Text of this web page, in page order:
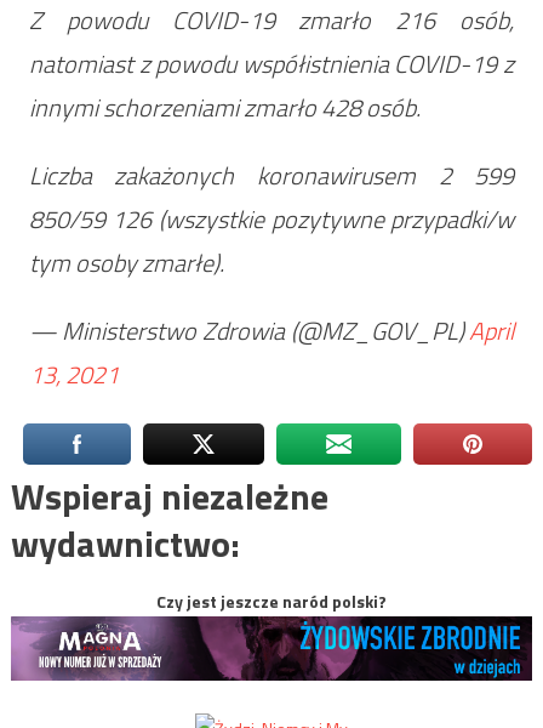
Z powodu COVID-19 zmarło 216 osób,
natomiast z powodu współistnienia COVID-19 z
innymi schorzeniami zmarło 428 osób.
Liczba zakażonych koronawirusem 2 599
850/59 126 (wszystkie pozytywne przypadki/w
tym osoby zmarłe).
— Ministerstwo Zdrowia (@MZ_GOV_PL)April
13, 2021
Wspieraj niezależne
wydawnictwo:
Czy jest jeszcze naród polski?